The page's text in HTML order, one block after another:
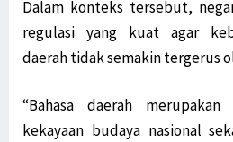
Dalam konteks tersebut,
regulasi yang kuat agar
daerah tidak semakin tergerus
“Bahasa daerah
kekayaan budaya nasional